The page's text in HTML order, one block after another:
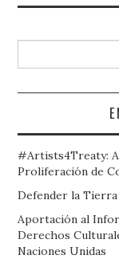
#Artists4Treaty:
Proliferación de
Defender la
Aportación al
Derechos
Naciones Unidas